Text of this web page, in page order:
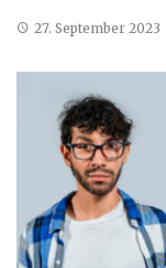
27. September 2023